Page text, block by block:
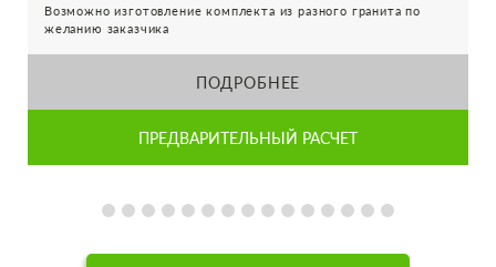
Возможно изготовление комплекта из разного гранита по
желанию заказчика
ПОДРОБНЕЕ
ПРЕДВАРИТЕЛЬНЫЙ РАСЧЕТ